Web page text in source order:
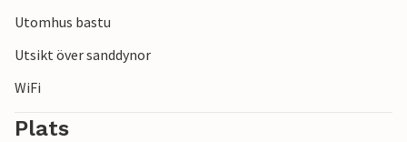
Utomhus bastu
Utsikt över sanddynor
WiFi
Plats